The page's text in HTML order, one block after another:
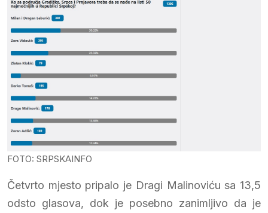
FOTO: SRPSKAINFO
Četvrto mjesto pripalo je Dragi Malinoviću sa 13,5
odsto glasova, dok je posebno zanimljivo da je